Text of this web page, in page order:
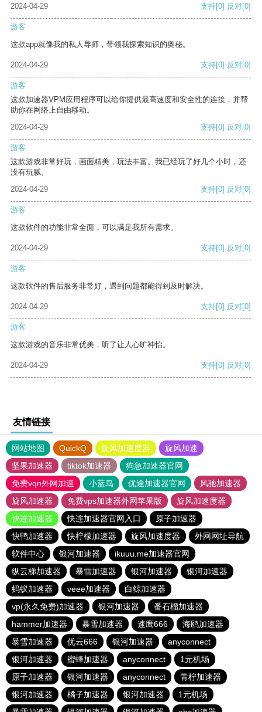
2024-04-29 支持[0] 反对[0]
游客
这款app就像我的私人导师，带领我探索知识的奥秘。
2024-04-29 支持[0] 反对[0]
游客
这款加速器VPM应用程序可以给你提供最高速度和安全性的连接，并帮
助你在网络上自由移动。
2024-04-29
支持[0] 反对[0]
游客
这款游戏非常好玩，画面精美，玩法丰富。我已经玩了好几个小时，还
没有玩腻。
2024-04-29
支持[0] 反对[0]
游客
这款软件的功能非常全面，可以满足我所有需求。
2024-04-29 支持[0] 反对[0]
游客
这款软件的售后服务非常好，遇到问题都能得到及时解决。
2024-04-29 支持[0] 反对[0]
游客
这款游戏的音乐非常优美，听了让人心旷神怡。
2024-04-29 支持[0] 反对[0]
友情链接
网站地图 QuickQ 旋风加速度器
旋风加速
坚果加速器
tiktok加速器
狗急加速器官网
免费vqn外网加速
小蓝鸟 优途加速器官网
风驰加速器
旋风加速器
免费vps加速器外网苹果版
旋风加速度器
快连加速器
快连加速器官网入口
原子加速器
快鸭加速器
快柠檬加速器 旋风加速度器
外网网址导航
软件中心
银河加速器
ikuuu.me加速器官网
纵云梯加速器
暴雪加速器 银河加速器
银河加速器
蚂蚁加速器
veee加速器
白鲸加速器
vp(永久免费)加速器
银河加速器
番石榴加速器
hammer加速器
暴雪加速器 速鹰666
海鸥加速器
暴雪加速器
优云666 银河加速器
anyconnect
银河加速器
蜜蜂加速器 anyconnect
1元机场
原子加速器
银河加速器 anyconnect
青柠加速器
银河加速器
橘子加速器 银河加速器
1元机场